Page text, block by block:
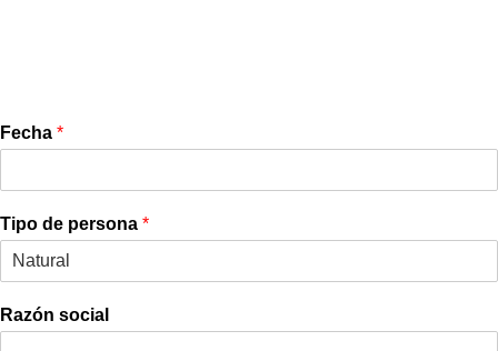
Fecha *
Tipo de persona *
Razón social